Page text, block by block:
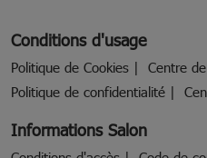
Conditions d'usage
Politique de Cookies
Centre
Politique de confidentialité
Informations Salon